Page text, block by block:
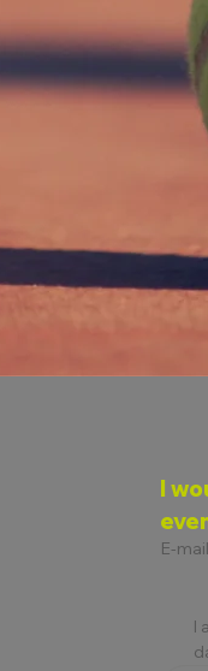
I
E-mail
I